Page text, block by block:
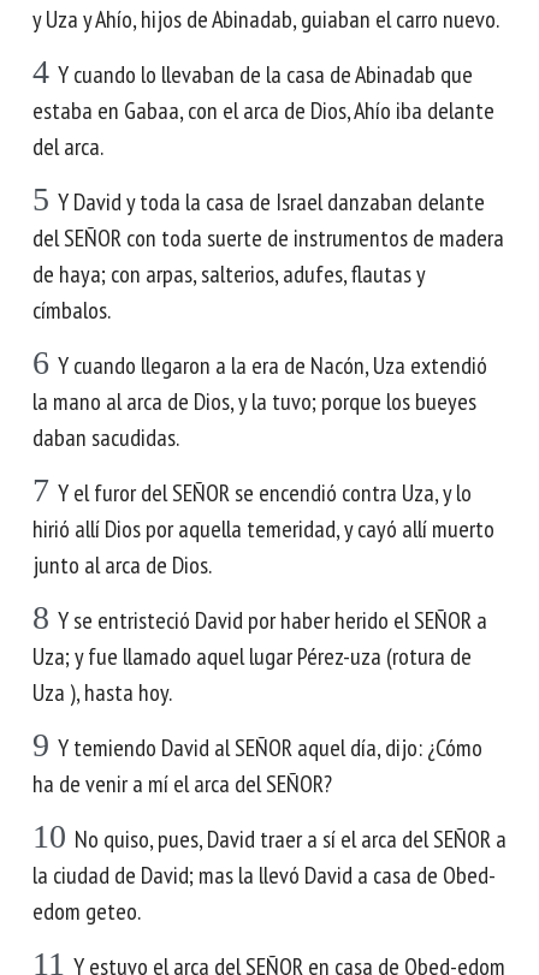
y Uza y Ahío, hijos de Abinadab, guiaban el carro nuevo.
4 Y cuando lo llevaban de la casa de Abinadab que
estaba en Gabaa, con el arca de Dios, Ahío iba delante
del arca.
5 Y David y toda la casa de Israel danzaban delante
del SEÑOR con toda suerte de instrumentos de madera
de haya; con arpas, salterios, adufes, flautas y
címbalos.
6 Y cuando llegaron a la era de Nacón, Uza extendió
la mano al arca de Dios, y la tuvo; porque los bueyes
daban sacudidas.
7 Y el furor del SEÑOR se encendió contra Uza, y lo
hirió allí Dios por aquella temeridad, y cayó allí muerto
junto al arca de Dios.
8 Y se entristeció David por haber herido el SEÑOR a
Uza; y fue llamado aquel lugar Pérez-uza (rotura de
Uza ), hasta hoy.
9 Y temiendo David al SEÑOR aquel día, dijo: ¿Cómo
ha de venir a mí el arca del SEÑOR?
10 No quiso, pues, David traer a sí el arca del SEÑOR a
la ciudad de David; mas la llevó David a casa de Obed-
edom geteo.
11 Y estuvo el arca del SEÑOR en casa de Obed-edom